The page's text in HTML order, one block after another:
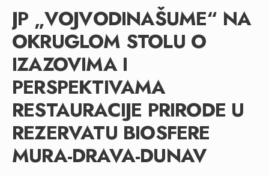
JP „VOJVODINAŠUME“ NA
OKRUGLOM STOLU O
IZAZOVIMA I
PERSPEKTIVAMA
RESTAURACIJE PRIRODE U
REZERVATU BIOSFERE
MURA-DRAVA-DUNAV